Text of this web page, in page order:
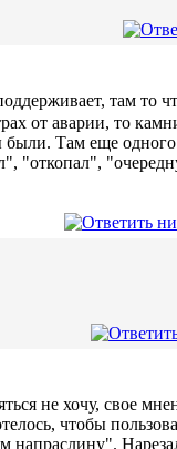
там то
от аварии, то
были. Там еще
"откопал",
не хочу, свое
чтобы
напраслину".